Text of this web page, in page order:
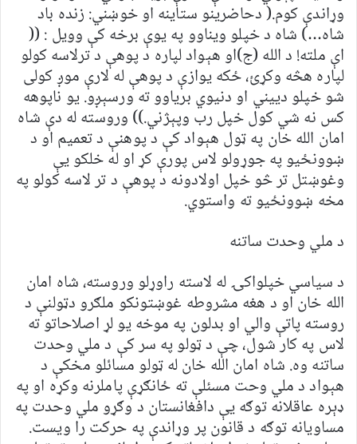
وړاندې کوم.( دحاضرينو ستاينه او خوښني: زنده باد
شاه…) شاه د خپلو ويناوو په يوې برخه کې وويل : ((
اې ملته! د الله (ج)او هېواد لپاره د پوهې د ترلاسه کولو
لپاره هڅه وکړئ، ځکه يوازې د پوهې له لارې موږ کولی
شو خپلو دیيني او دنيوي برياوو ته ورسېږو. يو ناپوهه
کس نه شي کول خپل رب وپېژني.)) وروسته له دې شاه
امان الله خان په ټول هېواد کې د پوهنې د تعميم او د
ښوونځيو په جوړولو لاس پورې کړ او له خلکو يې
وغوښتل تر څو خپل اولادونه د پوهې د تر لاسه کولو په
مخه ښوونځيو ته واستوي.
د ملي وحدت ساتنه
د سياسي خپلواکۍ له لاسته راوړلو وروسته، شاه امان
الله خان او د هغه مشروطه غوښتونکو ملګرو دټولنې د
روسته پاتې والي او بدلون په موخه يو لړ اصلاحاتو ته
لاس په کار شول، چې د ټولو په سر کې د ملي وحدت
ساتنه وه. شاه امان الله خان له ټولو مسائلو مخکې د
هېواد د ملي وحت مسئلې ته ځانګړې پاملرنه وکړه او په
ډېره عاقلانه توګه يې دافغانستان د وګړو ملي وحدت په
مساويانه توګه د قانون پر وړاندې په حرکت را ويست.